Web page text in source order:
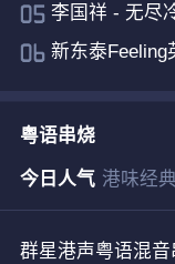
李国祥 - 无尽冷雨
新东泰Feeling
粤语串烧
今日人气 港味经
群星港声粤语混